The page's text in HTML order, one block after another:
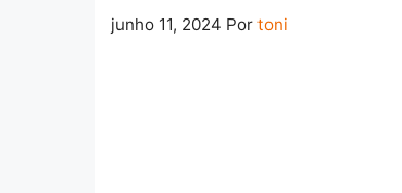
junho 11, 2024 Por toni